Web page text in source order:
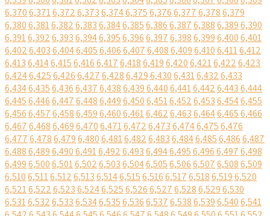
6,3706,3716,3726,3736,3746,3756,3766,3776,3786,379
6,3806,3816,3826,3836,3846,3856,3866,3876,3886,3896,390
6,3916,3926,3936,3946,3956,3966,3976,3986,3996,4006,401
6,4026,4036,4046,4056,4066,4076,4086,4096,4106,4116,412
6,4136,4146,4156,4166,4176,4186,4196,4206,4216,4226,423
6,4246,4256,4266,4276,4286,4296,4306,4316,4326,433
6,4346,4356,4366,4376,4386,4396,4406,4416,4426,4436,444
6,4456,4466,4476,4486,4496,4506,4516,4526,4536,4546,455
6,4566,4576,4586,4596,4606,4616,4626,4636,4646,4656,466
6,4676,4686,4696,4706,4716,4726,4736,4746,4756,476
6,4776,4786,4796,4806,4816,4826,4836,4846,4856,4866,487
6,4886,4896,4906,4916,4926,4936,4946,4956,4966,4976,498
6,4996,5006,5016,5026,5036,5046,5056,5066,5076,5086,509
6,5106,5116,5126,5136,5146,5156,5166,5176,5186,5196,520
6,5216,5226,5236,5246,5256,5266,5276,5286,5296,530
6,5316,5326,5336,5346,5356,5366,5376,5386,5396,5406,541